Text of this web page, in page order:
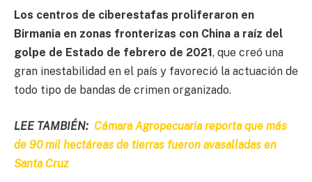
Los centros de ciberestafas proliferaron en
Birmania en zonas fronterizas con China a raíz del
golpe de Estado de febrero de 2021, que creó una
gran inestabilidad en el país y favoreció la actuación de
todo tipo de bandas de crimen organizado.
LEE TAMBIÉN: Cámara Agropecuaria reporta que más
de 90 mil hectáreas de tierras fueron avasalladas en
Santa Cruz